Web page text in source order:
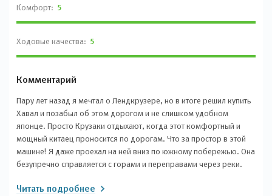
Комфорт: 5
Ходовые качества: 5
Комментарий
Пару лет назад я мечтал о Лендкрузере, но в итоге решил купить
Хавал и позабыл об этом дорогом и не слишком удобном
японце. Просто Крузаки отдыхают, когда этот комфортный и
мощный китаец проносится по дорогам. Что за простор в этой
машине! Я даже проехал на ней вниз по южному побережью. Она
безупречно справляется с горами и переправами через реки.
двое суток, и их просто не слышно и не видно, места в нем полно.
Читать подробнее